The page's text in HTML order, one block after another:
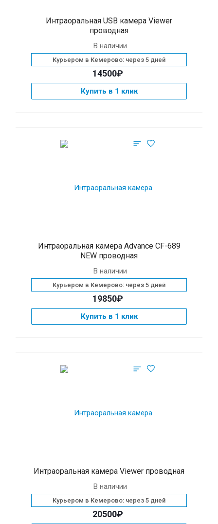
Интраоральная USB камера Viewer
проводная
В наличии
Курьером в Кемерово: через 5 дней
14500₽
Купить в 1 клик
Интраоральная камера Advance CF-689
NEW проводная
В наличии
Курьером в Кемерово: через 5 дней
19850₽
Купить в 1 клик
Интраоральная камера Viewer проводная
В наличии
Курьером в Кемерово: через 5 дней
20500₽